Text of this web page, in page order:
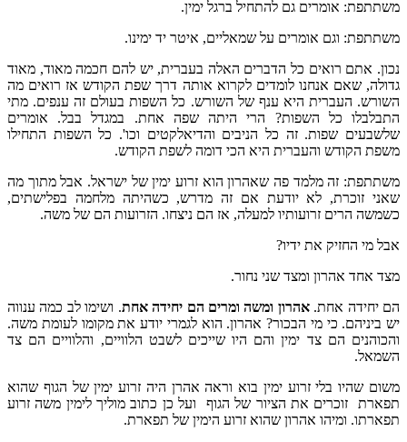
משתתפת: אומרים גם להתחיל ברגל ימין.
משתתפת: וגם אומרים על שמאליים, איטר יד ימינו.
נכון. אתם רואים כל הדברים האלה בעברית, יש להם חכמה מאוד, מאוד
גדולה, שאם אנחנו לומדים לקרוא אותה דרך שפת הקודש אז רואים מה
השורש. העברית היא ענף של השורש. כל השפות בעולם זה ענפים. מתי
התבלבלו כל השפות? הרי היתה שפה אחת. במגדל בבל. אומרים
שלשבעים שפות. זה כל הניבים והדיאלקטים וכו'. כל השפות התחילו
משפת הקודש והעברית היא הכי דומה לשפת הקודש.
משתתפת: זה מלמד פה שאהרון הוא זרוע ימין של ישראל. אבל מתוך מה
שאני זוכרת, לא יודעת אם זה מדרש, כשהיתה מלחמה בפלישתים,
כשמשה הרים זרועותיו למעלה, אז הם ניצחו. הזרועות הם של משה.
אבל מי החזיק את ידיו?
מצד אחד אהרון ומצד שני נחור.
הם יחידה אחת.אהרון ומשה ומרים הם יחידה אחת. ושימו לב כמה ענווה
יש ביניהם. כי מי הבכור? אהרון. הוא לגמרי יודע את מקומו לעומת משה.
והכוהנים הם צד ימין והם היו שייכים לשבט הלוויים, והלוויים הם צד
השמאל.
משום שהיו בלי זרוע ימין בוא וראה אהרן היה זרוע ימין של הגוף שהוא
תפארת זוכרים את הציור של הגוף ועל כן כתוב מוליך לימין משה זרוע
תפארתו. ומיהו אהרון שהוא זרוע הימין של תפארת.